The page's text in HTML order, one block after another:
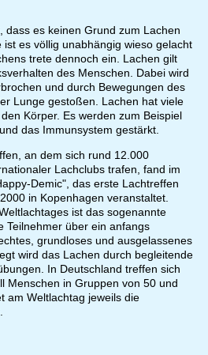
dass es keinen Grund zum Lachen
es völlig unabhängig wieso gelacht
trete dennoch ein. Lachen gilt
des Menschen. Dabei wird
und durch Bewegungen des
Lunge gestoßen. Lachen hat viele
Körper. Es werden zum Beispiel
das Immunsystem gestärkt.
an dem sich rund 12.000
Lachclubs trafen, fand im
Demic", das erste Lachtreffen
in Kopenhagen veranstaltet.
ist das sogenannte
Teilnehmer über ein anfangs
grundloses und ausgelassenes
wird das Lachen durch begleitende
In Deutschland treffen sich
Menschen in Gruppen von 50 und
am Weltlachtag jeweils die